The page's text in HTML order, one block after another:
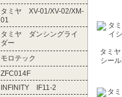
タミヤ XV-01/XV-02/XM-
01
タミヤ ダンシングライ
ダー
モロテック
ZFC014F
INFINITY IF11-2
タミ
シー